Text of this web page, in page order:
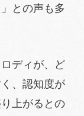
との声も多
ディが、ど
、認知度が
上がるとの